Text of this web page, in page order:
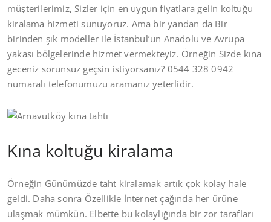
müşterilerimiz, Sizler için en uygun fiyatlara gelin koltuğu
kiralama hizmeti sunuyoruz. Ama bir yandan da Bir
birinden şık modeller ile İstanbul’un Anadolu ve Avrupa
yakası bölgelerinde hizmet vermekteyiz. Örneğin Sizde kına
geceniz sorunsuz geçsin istiyorsanız? 0544 328 0942
numaralı telefonumuzu aramanız yeterlidir.
Kına koltuğu kiralama
Örneğin Günümüzde taht kiralamak artık çok kolay hale
geldi. Daha sonra Özellikle İnternet çağında her ürüne
ulaşmak mümkün. Elbette bu kolaylığında bir zor tarafları